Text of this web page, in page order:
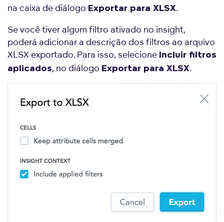
na caixa de diálogo Exportar para XLSX.
Se você tiver algum filtro ativado no insight,
poderá adicionar a descrição dos filtros ao arquivo
XLSX exportado. Para isso, selecione Incluir filtros
aplicados, no diálogo Exportar para XLSX.